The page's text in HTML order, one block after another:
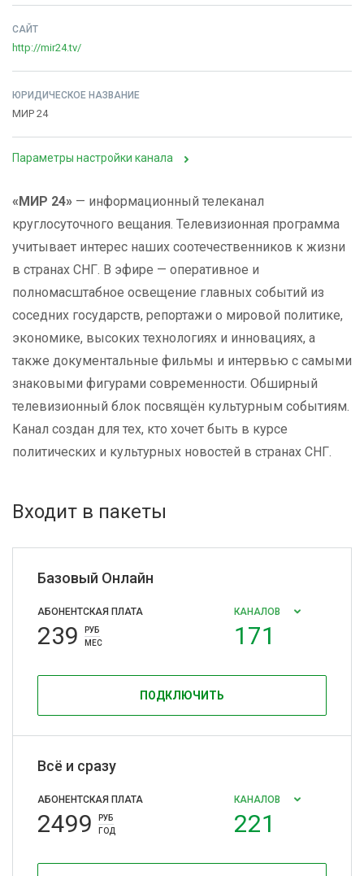
САЙТ
http://mir24.tv/
ЮРИДИЧЕСКОЕ НАЗВАНИЕ
МИР 24
Параметры настройки канала
«МИР 24» — информационный телеканал
круглосуточного вещания. Телевизионная программа
учитывает интерес наших соотечественников к жизни
в странах СНГ. В эфире — оперативное и
полномасштабное освещение главных событий из
соседних государств, репортажи о мировой политике,
экономике, высоких технологиях и инновациях, а
также документальные фильмы и интервью с самыми
знаковыми фигурами современности. Обширный
телевизионный блок посвящён культурным событиям.
Канал создан для тех, кто хочет быть в курсе
политических и культурных новостей в странах СНГ.
Входит в пакеты
Базовый Онлайн
АБОНЕНТСКАЯ ПЛАТА
239
РУБ
МЕС
КАНАЛОВ
171
ПОДКЛЮЧИТЬ
Всё и сразу
АБОНЕНТСКАЯ ПЛАТА
2499
РУБ
ГОД
КАНАЛОВ
221